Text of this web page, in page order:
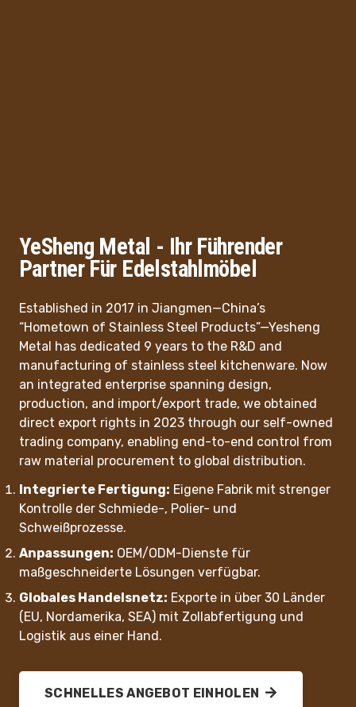
YeSheng Metal - Ihr Führender
Partner Für Edelstahlmöbel
Established in 2017 in Jiangmen—China’s
“Hometown of Stainless Steel Products”—Yesheng
Metal has dedicated 9 years to the R&D and
manufacturing of stainless steel kitchenware. Now
an integrated enterprise spanning design,
production, and import/export trade, we obtained
‌direct export rights‌ in 2023 through our self-owned
trading company, enabling end-to-end control from
raw material procurement to global distribution.
Integrierte Fertigung: Eigene Fabrik mit strenger
Kontrolle der Schmiede-, Polier- und
Schweißprozesse.
Anpassungen: OEM/ODM-Dienste für
maßgeschneiderte Lösungen verfügbar.
Globales Handelsnetz: Exporte in über 30 Länder
(EU, Nordamerika, SEA) mit Zollabfertigung und
Logistik aus einer Hand.
SCHNELLES ANGEBOT EINHOLEN